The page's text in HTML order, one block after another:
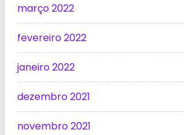
março 2022
fevereiro 2022
janeiro 2022
dezembro 2021
novembro 2021